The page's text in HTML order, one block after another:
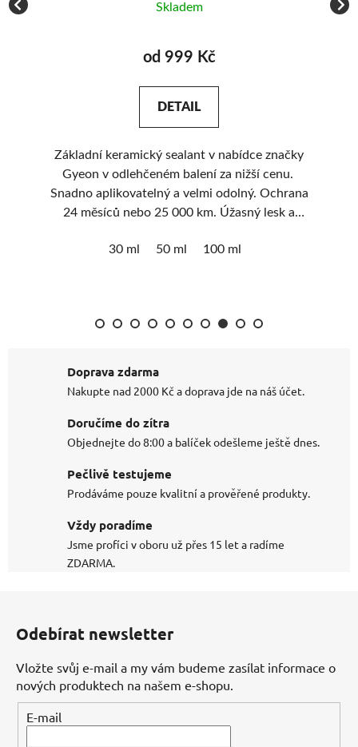
Skladem
od 999 Kč
DETAIL
Základní keramický sealant v nabídce značky
Gyeon v odlehčeném balení za nižší cenu.
Snadno aplikovatelný a velmi odolný. Ochrana
24 měsíců nebo 25 000 km. Úžasný lesk a
30 ml
50 ml 100 ml
Doprava zdarma
Nakupte nad 2000 Kč a doprava jde na náš účet.
Doručíme do zítra
Objednejte do 8:00 a balíček odešleme ještě dnes.
Pečlivě testujeme
Prodáváme pouze kvalitní a prověřené produkty.
Vždy poradíme
Jsme profíci v oboru už přes 15 let a radíme
ZDARMA.
Odebírat newsletter
Vložte svůj e-mail a my vám budeme zasílat informace o
nových produktech na našem e-shopu.
E-mail